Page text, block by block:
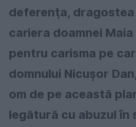
deferenţa,
cariera doamnei
pentru carisma pe
domnului Nicuşor
om de pe această
legătură cu abuzul în